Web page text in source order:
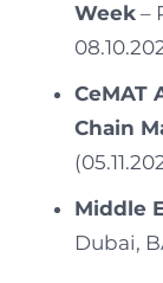
Week–
CeMAT
Chain
Middle
Dubai,